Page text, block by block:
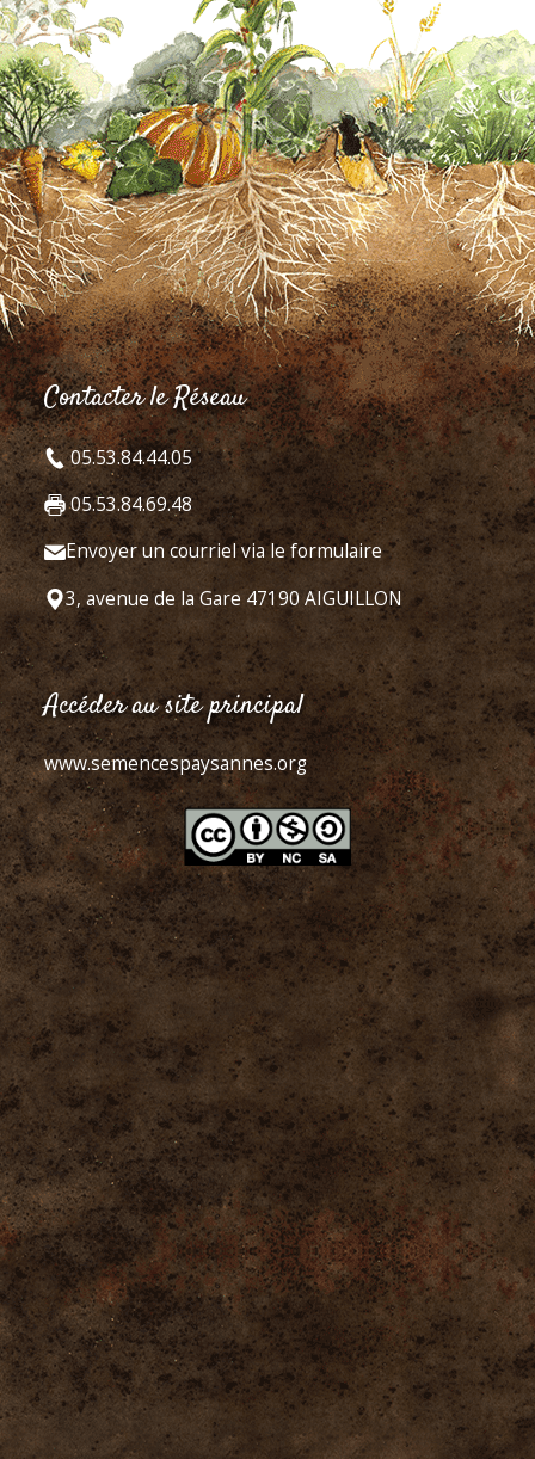
Contacter le Réseau
05.53.84.44.05
05.53.84.69.48
Envoyer un courriel via le formulaire
3, avenue de la Gare 47190 AIGUILLON
Accéder au site principal
www.semencespaysannes.org